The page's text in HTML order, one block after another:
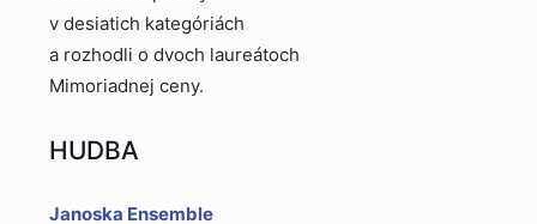
v desiatich kategóriách
a rozhodli o dvoch laureátoch
Mimoriadnej ceny.
HUDBA
Janoska Ensemble